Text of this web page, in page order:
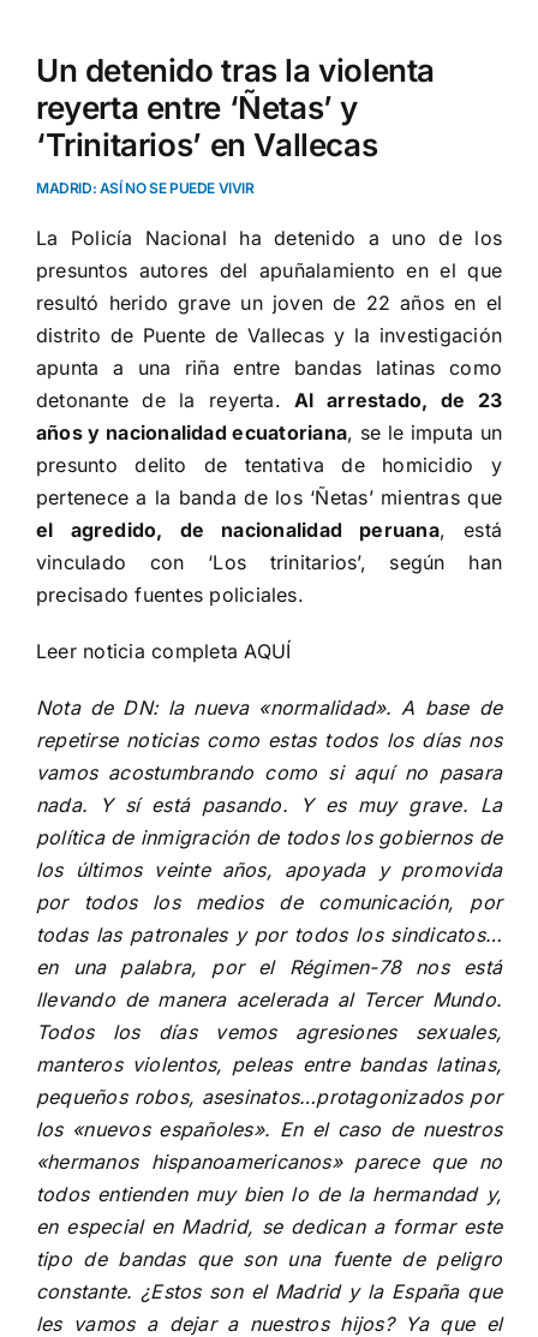
Un detenido tras la violenta
reyerta entre ‘Ñetas’ y
‘Trinitarios’ en Vallecas
MADRID: ASÍ NO SE PUEDE VIVIR
La Policía Nacional ha detenido a uno de los
presuntos autores del apuñalamiento en el que
resultó herido grave un joven de 22 años en el
distrito de Puente de Vallecas y la investigación
apunta a una riña entre bandas latinas como
detonante de la reyerta.Al arrestado, de 23
años y nacionalidad ecuatoriana, se le imputa un
presunto delito de tentativa de homicidio y
pertenece a la banda de los ‘Ñetas’ mientras que
el agredido, de nacionalidad peruana, está
vinculado con ‘Los trinitarios’, según han
precisado fuentes policiales.
Leer noticia completa AQUÍ
Nota de DN: la nueva «normalidad». A base de
repetirse noticias como estas todos los días nos
vamos acostumbrando como si aquí no pasara
nada. Y sí está pasando. Y es muy grave. La
política de inmigración de todos los gobiernos de
los últimos veinte años, apoyada y promovida
por todos los medios de comunicación, por
todas las patronales y por todos los sindicatos…
en una palabra, por el Régimen-78 nos está
llevando de manera acelerada al Tercer Mundo.
Todos los días vemos agresiones sexuales,
manteros violentos, peleas entre bandas latinas,
pequeños robos, asesinatos…protagonizados por
los «nuevos españoles». En el caso de nuestros
«hermanos hispanoamericanos» parece que no
todos entienden muy bien lo de la hermandad y,
en especial en Madrid, se dedican a formar este
tipo de bandas que son una fuente de peligro
constante. ¿Estos son el Madrid y la España que
les vamos a dejar a nuestros hijos? Ya que el